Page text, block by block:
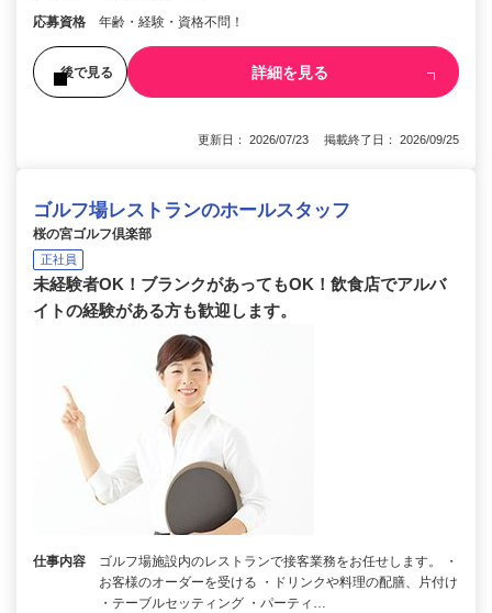
応募資格 年齢・経験・資格不問！
後で見る 詳細を見る
更新日： 2026/07/23 掲載終了日： 2026/09/25
ゴルフ場レストランのホールスタッフ
桜の宮ゴルフ倶楽部
正社員
未経験者OK！ブランクがあってもOK！飲食店でアルバ
イトの経験がある方も歓迎します。
仕事内容
ゴルフ場施設内のレストランで接客業務をお任せします。 ・
お客様のオーダーを受ける ・ドリンクや料理の配膳、片付け
・テーブルセッティング ・パーティ…